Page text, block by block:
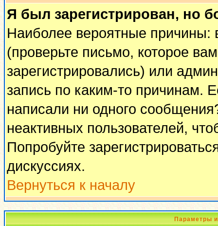
Я был зарегистрирован, но
Наиболее вероятные причины:
(проверьте письмо, которое
зарегистрировались) или
запись по каким-то причинам.
написали ни одного
неактивных пользователей,
Попробуйте
дискуссиях.
Вернуться к началу
Параметры